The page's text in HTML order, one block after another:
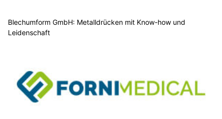
Blechumform GmbH: Metalldrücken mit Know-how und
Leidenschaft